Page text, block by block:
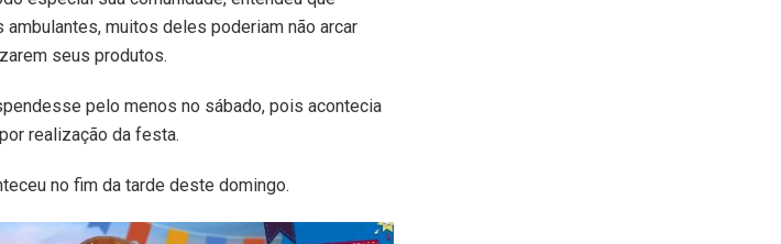
muitos deles poderiam não arcar
seus produtos.
pelo menos no sábado, pois acontecia
realização da festa.
no fim da tarde deste domingo.